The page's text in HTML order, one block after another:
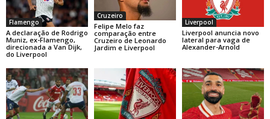
Flamengo
A declaração de Rodrigo
Muniz, ex-Flamengo,
direcionada a Van Dijk,
do Liverpool
Cruzeiro
Felipe Melo faz
comparação entre
Cruzeiro de Leonardo
Jardim e Liverpool
Liverpool
Liverpool anuncia novo
lateral para vaga de
Alexander-Arnold